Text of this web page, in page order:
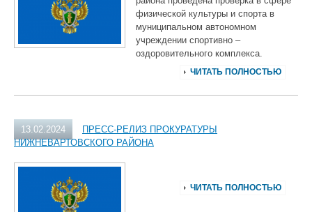
физической культуры и спорта в
муниципальном автономном
учреждении спортивно –
оздоровительного комплекса.
ЧИТАТЬ ПОЛНОСТЬЮ
13.02.2024
ПРЕСС-РЕЛИЗ ПРОКУРАТУРЫ
НИЖНЕВАРТОВСКОГО РАЙОНА
ЧИТАТЬ ПОЛНОСТЬЮ